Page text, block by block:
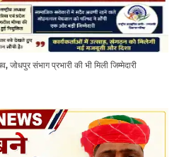
संभाग प्रभारी की भी मिली जिम्मेदारी